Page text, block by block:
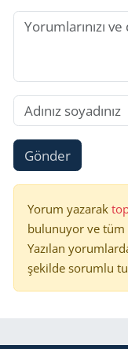
Gönder
Yorum yazarak
bulunuyor ve
Yazılan
şekilde sorumlu